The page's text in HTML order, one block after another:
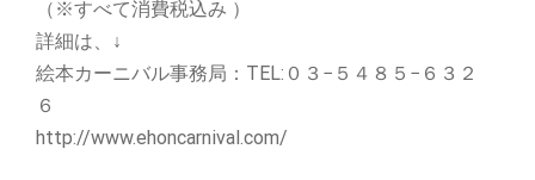
（※すべて消費税込み ）
詳細は、↓
絵本カーニバル事務局：TEL:０３−５４８５−６３２
６
http://www.ehoncarnival.com/